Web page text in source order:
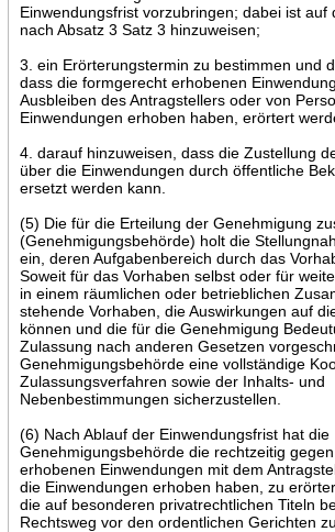
Einwendungsfrist vorzubringen; dabei ist auf
nach Absatz 3 Satz 3 hinzuweisen;
3. ein Erörterungstermin zu bestimmen und
dass die formgerecht erhobenen
Ausbleiben des Antragstellers oder von
Einwendungen erhoben haben, erörtert
4. darauf hinzuweisen, dass die Zustellung
über die Einwendungen durch öffentliche
ersetzt werden kann.
(5) Die für die Erteilung der Genehmigung
(Genehmigungsbehörde) holt die
ein, deren Aufgabenbereich durch das
Soweit für das Vorhaben selbst oder für
in einem räumlichen oder betrieblichen
stehende Vorhaben, die Auswirkungen auf
können und die für die Genehmigung
Zulassung nach anderen Gesetzen
Genehmigungsbehörde eine vollständige
Zulassungsverfahren sowie der Inhalts- und
Nebenbestimmungen sicherzustellen.
(6) Nach Ablauf der Einwendungsfrist hat die
Genehmigungsbehörde die rechtzeitig
erhobenen Einwendungen mit dem
die Einwendungen erhoben haben, zu
die auf besonderen privatrechtlichen Titeln
Rechtsweg vor den ordentlichen Gerichten